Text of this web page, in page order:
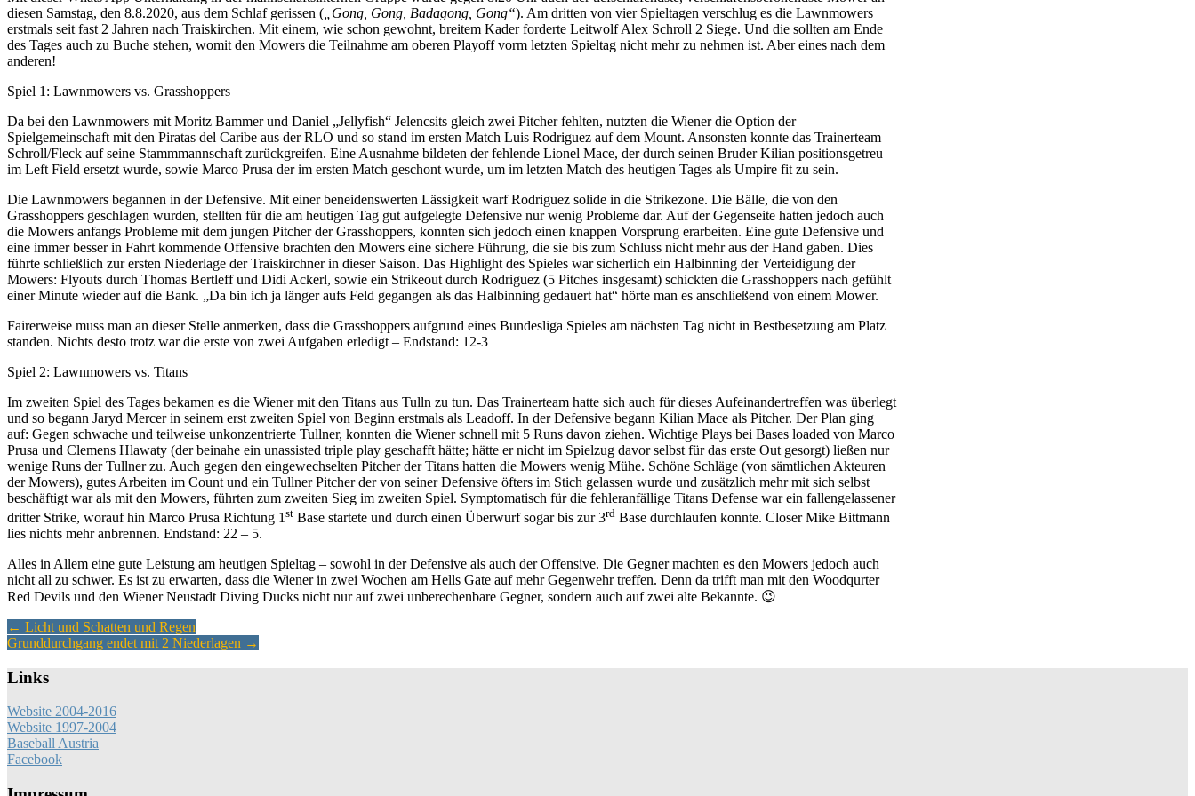
diesen Samstag, den 8.8.2020, aus dem Schlaf gerissen ( „Gong, Gong, Badagong, Gong“). Am dritten von vier Spieltagen verschlug es die Lawnmowers
erstmals seit fast 2 Jahren nach Traiskirchen. Mit einem, wie schon gewohnt, breitem Kader forderte Leitwolf Alex Schroll 2 Siege. Und die sollten am Ende
des Tages auch zu Buche stehen, womit den Mowers die Teilnahme am oberen Playoff vorm letzten Spieltag nicht mehr zu nehmen ist. Aber eines nach dem
anderen!
Spiel 1: Lawnmowers vs. Grasshoppers
Da bei den Lawnmowers mit Moritz Bammer und Daniel „Jellyfish“ Jelencsits gleich zwei Pitcher fehlten, nutzten die Wiener die Option der
Spielgemeinschaft mit den Piratas del Caribe aus der RLO und so stand im ersten Match Luis Rodriguez auf dem Mount. Ansonsten konnte das Trainerteam
Schroll/Fleck auf seine Stammmannschaft zurückgreifen. Eine Ausnahme bildeten der fehlende Lionel Mace, der durch seinen Bruder Kilian positionsgetreu
im Left Field ersetzt wurde, sowie Marco Prusa der im ersten Match geschont wurde, um im letzten Match des heutigen Tages als Umpire fit zu sein.
Die Lawnmowers begannen in der Defensive. Mit einer beneidenswerten Lässigkeit warf Rodriguez solide in die Strikezone. Die Bälle, die von den
Grasshoppers geschlagen wurden, stellten für die am heutigen Tag gut aufgelegte Defensive nur wenig Probleme dar. Auf der Gegenseite hatten jedoch auch
die Mowers anfangs Probleme mit dem jungen Pitcher der Grasshoppers, konnten sich jedoch einen knappen Vorsprung erarbeiten. Eine gute Defensive und
eine immer besser in Fahrt kommende Offensive brachten den Mowers eine sichere Führung, die sie bis zum Schluss nicht mehr aus der Hand gaben. Dies
führte schließlich zur ersten Niederlage der Traiskirchner in dieser Saison. Das Highlight des Spieles war sicherlich ein Halbinning der Verteidigung der
Mowers: Flyouts durch Thomas Bertleff und Didi Ackerl, sowie ein Strikeout durch Rodriguez (5 Pitches insgesamt) schickten die Grasshoppers nach gefühlt
einer Minute wieder auf die Bank. „Da bin ich ja länger aufs Feld gegangen als das Halbinning gedauert hat“ hörte man es anschließend von einem Mower.
Fairerweise muss man an dieser Stelle anmerken, dass die Grasshoppers aufgrund eines Bundesliga Spieles am nächsten Tag nicht in Bestbesetzung am Platz
standen. Nichts desto trotz war die erste von zwei Aufgaben erledigt – Endstand: 12-3
Spiel 2: Lawnmowers vs. Titans
Im zweiten Spiel des Tages bekamen es die Wiener mit den Titans aus Tulln zu tun. Das Trainerteam hatte sich auch für dieses Aufeinandertreffen was überlegt
und so begann Jaryd Mercer in seinem erst zweiten Spiel von Beginn erstmals als Leadoff. In der Defensive begann Kilian Mace als Pitcher. Der Plan ging
auf: Gegen schwache und teilweise unkonzentrierte Tullner, konnten die Wiener schnell mit 5 Runs davon ziehen. Wichtige Plays bei Bases loaded von Marco
Prusa und Clemens Hlawaty (der beinahe ein unassisted triple play geschafft hätte; hätte er nicht im Spielzug davor selbst für das erste Out gesorgt) ließen nur
wenige Runs der Tullner zu. Auch gegen den eingewechselten Pitcher der Titans hatten die Mowers wenig Mühe. Schöne Schläge (von sämtlichen Akteuren
der Mowers), gutes Arbeiten im Count und ein Tullner Pitcher der von seiner Defensive öfters im Stich gelassen wurde und zusätzlich mehr mit sich selbst
beschäftigt war als mit den Mowers, führten zum zweiten Sieg im zweiten Spiel. Symptomatisch für die fehleranfällige Titans Defense war ein fallengelassener
dritter Strike, worauf hin Marco Prusa Richtung 1 st Base startete und durch einen Überwurf sogar bis zur 3rd Base durchlaufen konnte. Closer Mike Bittmann
lies nichts mehr anbrennen. Endstand: 22 – 5.
Alles in Allem eine gute Leistung am heutigen Spieltag – sowohl in der Defensive als auch der Offensive. Die Gegner machten es den Mowers jedoch auch
nicht all zu schwer. Es ist zu erwarten, dass die Wiener in zwei Wochen am Hells Gate auf mehr Gegenwehr treffen. Denn da trifft man mit den Woodqurter
Red Devils und den Wiener Neustadt Diving Ducks nicht nur auf zwei unberechenbare Gegner, sondern auch auf zwei alte Bekannte. 😉
Artikel-
Navigation
← Licht und Schatten und Regen
Grunddurchgang endet mit 2 Niederlagen →
Links
Website 2004-2016
Website 1997-2004
Baseball Austria
Facebook